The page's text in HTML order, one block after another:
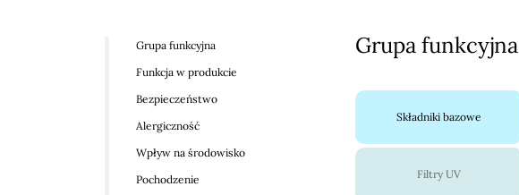
Grupa funkcyjna
Składniki bazowe
Filtry UV
Grupa funkcyjna
Funkcja w produkcie
Bezpieczeństwo
Alergiczność
Wpływ na środowisko
Pochodzenie